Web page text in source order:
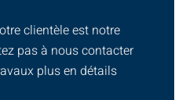
clientèle est notre
pas à nous contacter
plus en détails